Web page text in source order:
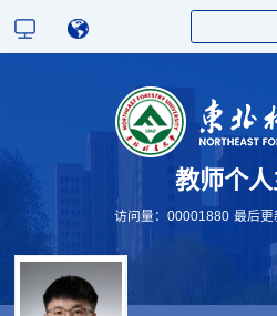
教师个
访问量： 00001880 最后更